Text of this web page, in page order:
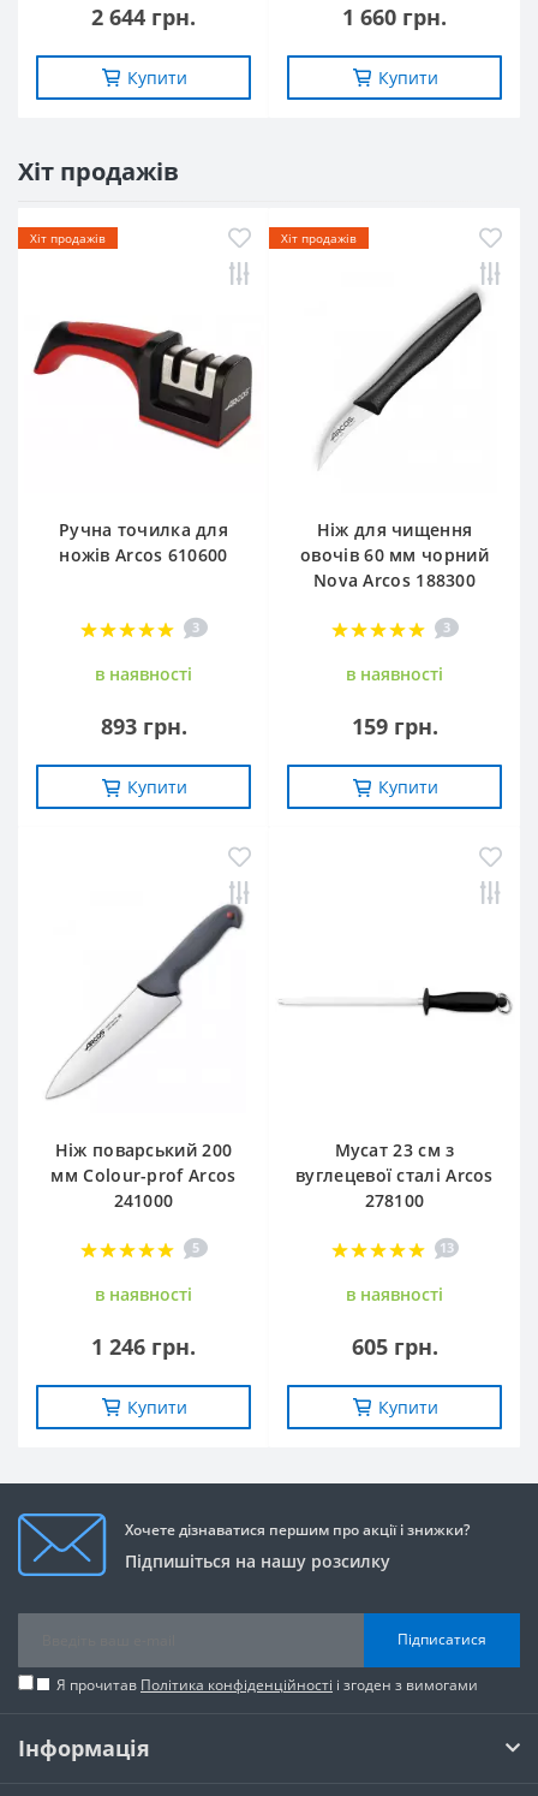
2 644 грн.
Купити
1 660 грн.
Купити
Хіт продажів
Хіт продажів
Ручна точилка для
ножів Arcos 610600
3
в наявностi
893 грн.
Купити
Хіт продажів
Ніж для чищення
овочів 60 мм чорний
Nova Arcos 188300
3
в наявностi
159 грн.
Купити
Ніж поварський 200
мм Сolour-prof Arcos
241000
5
в наявностi
1 246 грн.
Купити
Мусат 23 см з
вуглецевої сталі Arcos
278100
13
в наявностi
605 грн.
Купити
Хочете дізнаватися першим про акції і знижки?
Підпишіться на нашу розсилку
Підписатися
Я прочитав Політика конфіденційності і згоден з вимогами
Інформація